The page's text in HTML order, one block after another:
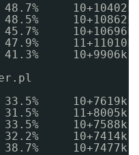
10+9906k
10+7619k
11+8005k
10+7588k
10+7414k
10+7477k